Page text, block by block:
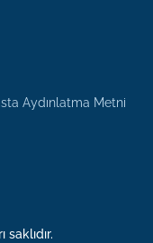
Aydınlatma Metni